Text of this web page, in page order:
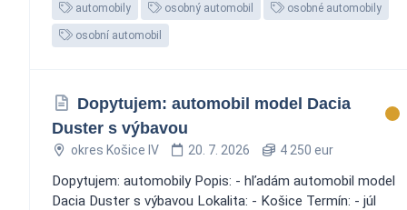
automobily osobný automobil osobné automobily
osobní automobil
Dopytujem: automobil model Dacia
Duster s výbavou
okres Košice IV 20. 7. 2026 4 250 eur
Dopytujem: automobily Popis: - hľadám automobil model
Dacia Duster s výbavou Lokalita: - Košice Termín: - júl